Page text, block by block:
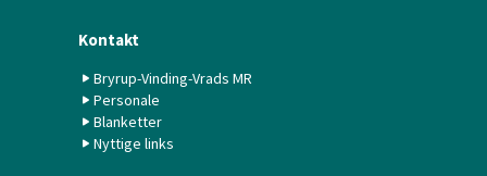
Kontakt
Bryrup-Vinding-Vrads MR
Personale
Blanketter
Nyttige links